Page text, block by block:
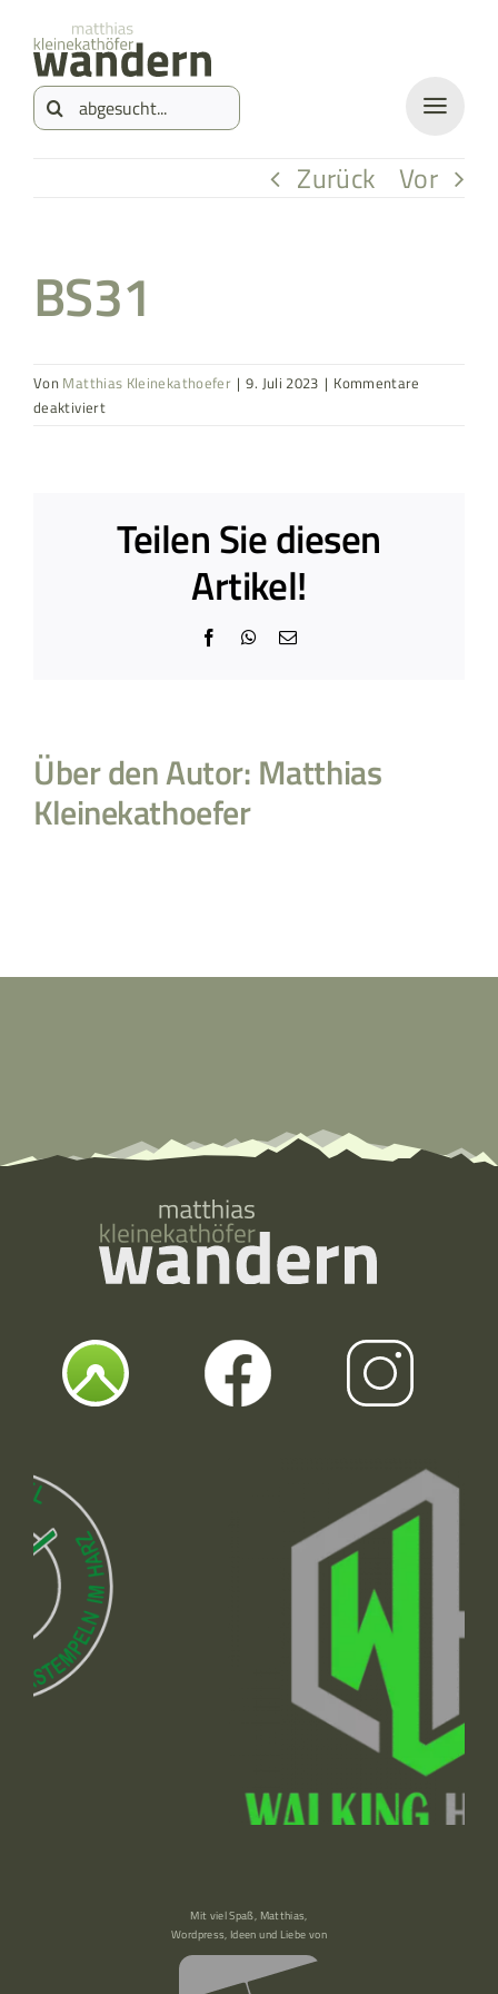
springen
Inhalt
springen
Suche
Zurück Vor
BS31
Von Matthias Kleinekathoefer | 9. Juli 2023 | Kommentare
deaktiviertfür
Teilen Sie diesen
Artikel!
Facebook
WhatsApp
E-
Über den Autor:Matthias
Kleinekathoefer
Mit viel Spaß, Matthias,